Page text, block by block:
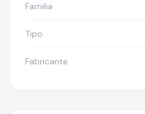
Familia
Tipo
Fabricante